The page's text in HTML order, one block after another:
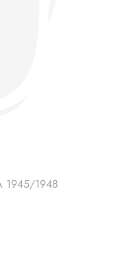
1945/1948